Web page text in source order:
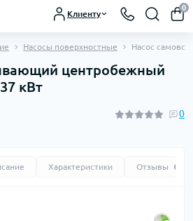
Клиенту
0
Насосы поверхностные Насос
центробежный
кВт
0
Характеристики Отзывы